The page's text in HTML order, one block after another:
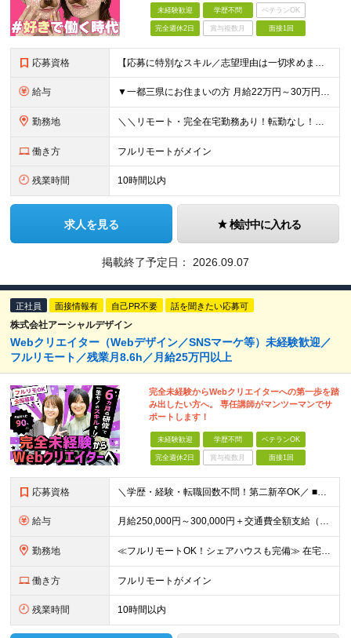
未経験歓迎 学歴不問 ベテランOK
完全週休2日 賞与複数月 面接1回
応募資格 【応募に特別なスキル／志望理由は一切求めません！】 学歴不問／職種・業種未経験歓迎／面接は1回のみ！ ＼＼10名以上の仲間を大募集！／／ 未経験・第二新卒・初めての正社員も大歓迎！ 「旅行が好き！
給与 ▼一都三県にお住まいの方 月給22万円～30万円+インセンティブ ※経験・能力を考慮して決定。経験がある場合は、スキルに応じた月給額でスタートします。 ※上記には固定残業代（10時間分／15,000円
勤務地 ＼＼リモート・完全在宅勤務あり！転勤なし！／／ ★47都道府県の好きな地域で働けます◎ ★本社は渋谷駅徒歩5分の好立地です！ □リモート・フルリモートも選択可能です！ └将来的には「お気に入りのカフ
働き方 フルリモートがメイン
残業時間 10時間以内
求人を見る 検討中に入れる
掲載終了予定日： 2026.09.07
正社員 面接情報有 自己PR不要 話を聞きたい応募可
株式会社アーシャルデザイン
Webクリエイター（Webデザイン／SNSマーケ等）未経験歓迎／
フルリモート／残業月8.6h／月給25万円以上
完全未経験からWebクリエイターへの第一歩を踏
み出したい方へ。 専任講師がマンツーマンでサ
ポートします！
未経験歓迎 学歴不問 ベテランOK
完全週休2日 賞与複数月 面接1回
応募資格 ＼学歴・経験・転職回数不問！第二新卒OK／ ■未経験OK ■Webクリエイターを目指したい方 ★20〜30代が活躍中︕同年代の仲間と⼀緒に働きたいという⽅にもピッタリです ★26卒・27卒の新卒予定者
給与 ⽉給250,000円～300,000円＋交通費全額⽀給（正社員登⽤後︓昇給年4回） ※給与は経験・スキルなどを考慮の上、最終決定いたします ※上記額にはみなし残業代(⽉14時間分、2万4,648円分
勤務地 ≪フルリモートOK！シェアハウスも完備≫ 在宅勤務(通勤不要)、または希望により一都三県・大阪・名古屋・福岡を中心とした全国の各プロジェクト先での勤務となります。 ※直行直帰OK ★勤務エリアはご希望
働き方 フルリモートがメイン
残業時間 10時間以内